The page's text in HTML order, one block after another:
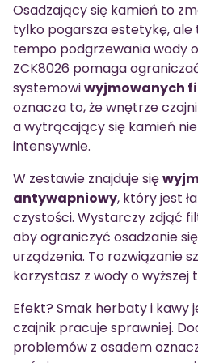
Osadzający się kamień to
tylko pogarsza estetykę, ale
tempo podgrzewania wody
ZCK8026 pomaga
systemowiwyjmowanych
oznacza to, że wnętrze
a wytrącający się kamień
intensywnie.
W zestawie znajduje się
antywapniowy, który jest
czystości. Wystarczy zdjąć
aby ograniczyć osadzanie
urządzenia. To rozwiązanie
korzystasz z wody o wyższej
Efekt? Smak herbaty i kawy
czajnik pracuje sprawniej.
problemów z osadem